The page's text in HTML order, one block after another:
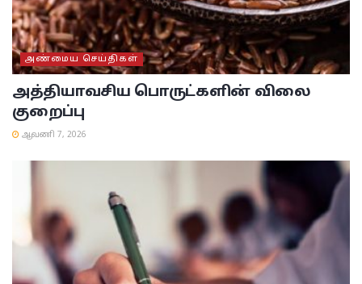
அண்மைய செய்திகள்
அத்தியாவசிய பொருட்களின் விலை
குறைப்பு
ஆவணி 7, 2026